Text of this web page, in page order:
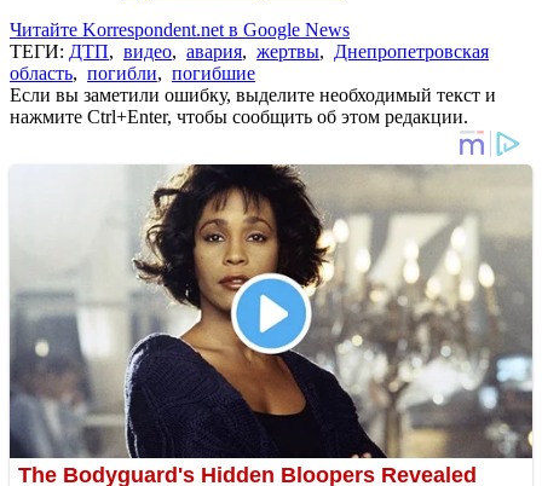
Читайте Korrespondent.net в Google News
ТЕГИ: ДТП, видео, авария, жертвы, Днепропетровская
область, погибли, погибшие
Если вы заметили ошибку, выделите необходимый текст и
нажмите Ctrl+Enter, чтобы сообщить об этом редакции.